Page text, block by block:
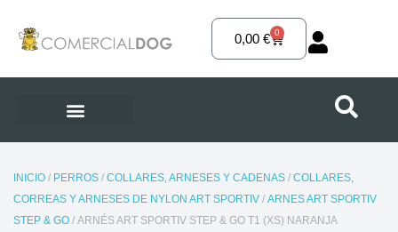
contenido
0,00€ 0
Carrito
INICIO/ PERROS/ COLLARES, ARNESES Y CADENAS/ COLLARES,
CORREAS Y ARNESES DE NYLON ART SPORTIV/ ARNES ART SPORTIV
STEP & GO/ ARNÉS ART SPORTIV STEP & GO T1 (XS) NARANJA